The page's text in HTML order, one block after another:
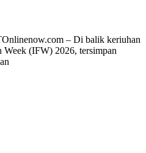
– Di balik keriuhan
Week (IFW) 2026, tersimpan